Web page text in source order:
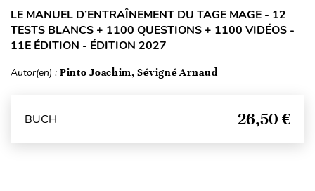
LE MANUEL D’ENTRAÎNEMENT DU TAGE MAGE - 12
TESTS BLANCS + 1100 QUESTIONS + 1100 VIDÉOS -
11E ÉDITION - ÉDITION 2027
Autor(en) : Pinto Joachim, Sévigné Arnaud
BUCH 26,50 €